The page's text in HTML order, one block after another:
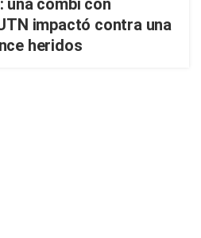
una combi con
impactó contra una
heridos